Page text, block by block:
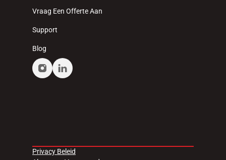
Vraag Een Offerte Aan
Support
Blog
Privacy Beleid